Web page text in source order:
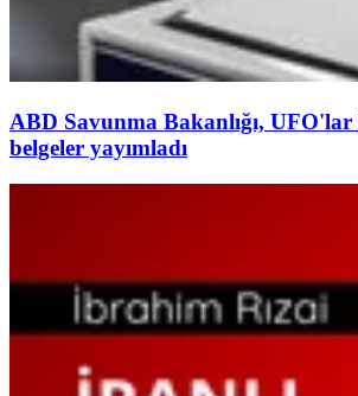
ABD Savunma Bakanlığı,
belgeler yayımladı